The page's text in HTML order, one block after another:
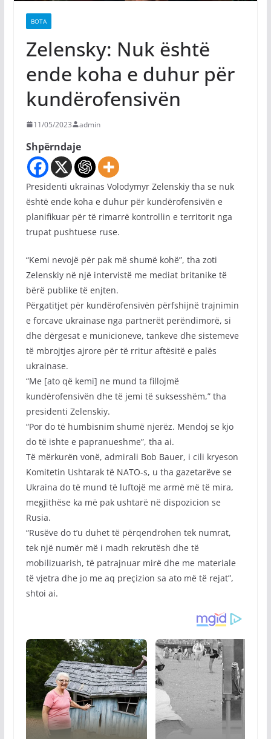
BOTA
Zelensky: Nuk është
ende koha e duhur për
kundërofensivën
11/05/2023 admin
Shpërndaje
Presidenti ukrainas Volodymyr Zelenskiy tha se nuk
është ende koha e duhur për kundërofensivën e
planifikuar për të rimarrë kontrollin e territorit nga
trupat pushtuese ruse.
“Kemi nevojë për pak më shumë kohë”, tha zoti
Zelenskiy në një intervistë me mediat britanike të
bërë publike të enjten.
Përgatitjet për kundërofensivën përfshijnë trajnimin
e forcave ukrainase nga partnerët perëndimorë, si
dhe dërgesat e municioneve, tankeve dhe sistemeve
të mbrojtjes ajrore për të rritur aftësitë e palës
ukrainase.
“Me [ato që kemi] ne mund ta fillojmë
kundërofensivën dhe të jemi të suksesshëm,” tha
presidenti Zelenskiy.
“Por do të humbisnim shumë njerëz. Mendoj se kjo
do të ishte e papranueshme”, tha ai.
Të mërkurën vonë, admirali Bob Bauer, i cili kryeson
Komitetin Ushtarak të NATO-s, u tha gazetarëve se
Ukraina do të mund të luftojë me armë më të mira,
megjithëse ka më pak ushtarë në dispozicion se
Rusia.
“Rusëve do t’u duhet të përqendrohen tek numrat,
tek një numër më i madh rekrutësh dhe të
mobilizuarish, të patrajnuar mirë dhe me materiale
të vjetra dhe jo me aq preçizion sa ato më të rejat”,
shtoi ai.